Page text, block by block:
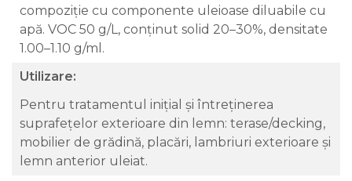
compoziție cu componente uleioase diluabile cu
apă. VOC 50 g/L, conținut solid 20–30%, densitate
1.00–1.10 g/ml.
Utilizare:
Pentru tratamentul inițial și întreținerea
suprafețelor exterioare din lemn: terase/decking,
mobilier de grădină, placări, lambriuri exterioare și
lemn anterior uleiat.